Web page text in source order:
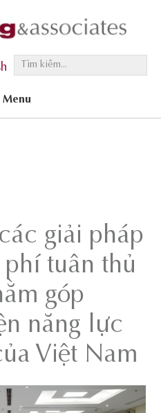
m
.
.
Menu
giải pháp
tuân thủ
góp
năng lực
Việt Nam